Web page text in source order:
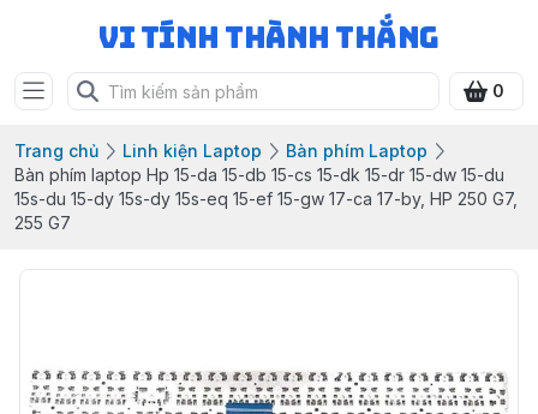
Vi Tính Thành Thắng
0
Trang chủ Linh kiện Laptop
Bàn phím Laptop
Bàn phím laptop Hp 15-da 15-db 15-cs 15-dk 15-dr 15-dw 15-du
15s-du 15-dy 15s-dy 15s-eq 15-ef 15-gw 17-ca 17-by, HP 250 G7,
255 G7